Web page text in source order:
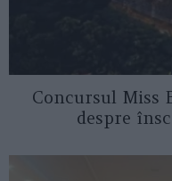
Concursul Miss
despre